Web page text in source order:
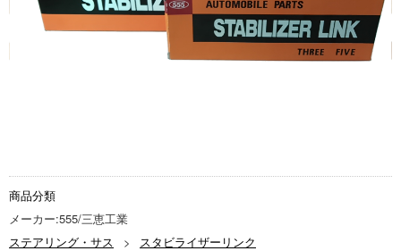
商品分類
メーカー:555/三恵工業
ステアリング・サス
スタビライザーリンク